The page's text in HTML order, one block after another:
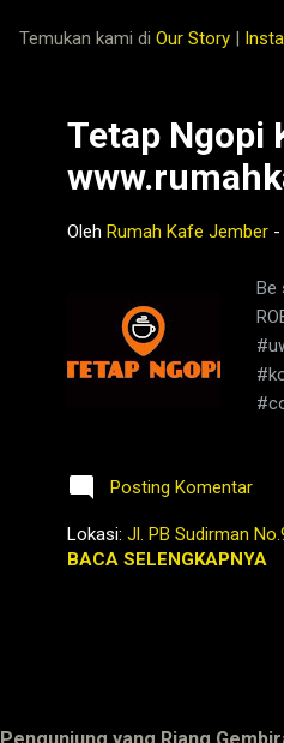
Temukan kami di Our Story |
Tetap Ngopi
Oleh Rumah Kafe Jember -
Be
Posting Komentar
Lokasi: Jl. PB Sudirman
BACA SELENGKAPNYA